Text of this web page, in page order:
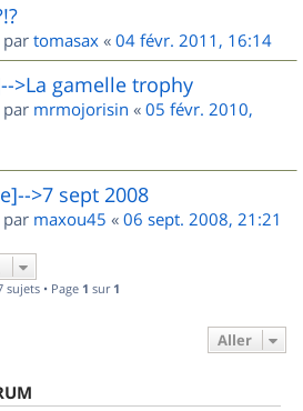
par tomasax « 04 févr. 2011, 16:14
>La gamelle trophy
par mrmojorisin « 05 févr. 2010,
>7 sept 2008
par maxou45 « 06 sept. 2008, 21:21
sujets • Page 1 sur 1
Aller